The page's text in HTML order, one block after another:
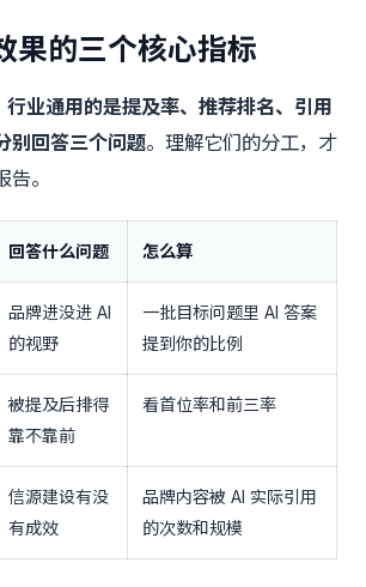
果的三个核心指标
行业通用的是提及率、推荐排名、引用
别回答三个问题。理解它们的分工，才
。
回答什么问题 怎么算
品牌进没进 AI
的视野
一批目标问题里 AI 答案
提到你的比例
被提及后排得
靠不靠前
看首位率和前三率
信源建设有没
有成效
品牌内容被 AI 实际引用
的次数和规模